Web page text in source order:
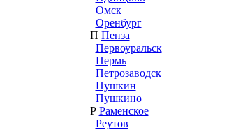
Омск
Оренбург
П Пенза
Первоуральск
Пермь
Петрозаводск
Пушкин
Пушкино
Р Раменское
Реутов